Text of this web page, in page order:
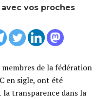
vos proches
de la fédération
en sigle, ont été
la transparence dans la